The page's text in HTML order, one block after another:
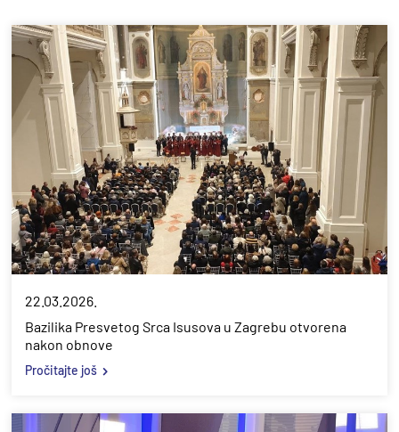
22.03.2026.
Bazilika Presvetog Srca Isusova u Zagrebu otvorena
nakon obnove
Pročitajte još